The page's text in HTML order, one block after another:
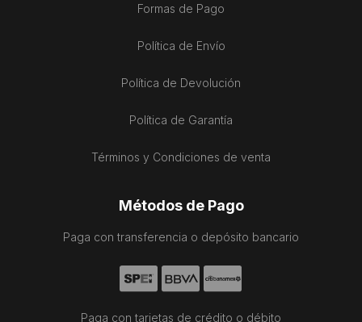
Formas de Pago
Política de Envío
Política de Devolución
Política de Garantía
Términos y Condiciones de venta
Métodos de Pago
Paga con transferencia o depósito bancario
Paga con tarjetas de crédito o débito